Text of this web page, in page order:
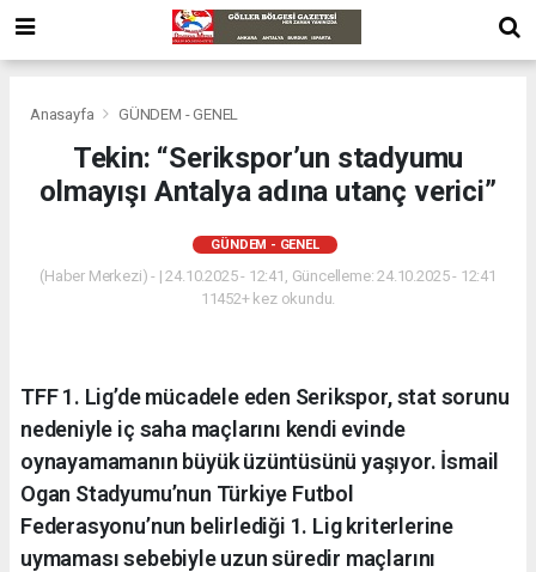
Anasayfa GÜNDEM - GENEL
Tekin: “Serikspor’un stadyumu
olmayışı Antalya adına utanç verici”
GÜNDEM - GENEL
(Haber Merkezi) - | 24.10.2025 - 12:41, Güncelleme: 24.10.2025 - 12:41
11452+ kez okundu.
TFF 1. Lig’de mücadele eden Serikspor, stat sorunu
nedeniyle iç saha maçlarını kendi evinde
oynayamamanın büyük üzüntüsünü yaşıyor. İsmail
Ogan Stadyumu’nun Türkiye Futbol
Federasyonu’nun belirlediği 1. Lig kriterlerine
uymaması sebebiyle uzun süredir maçlarını